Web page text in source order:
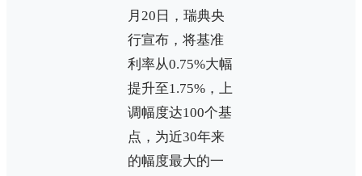
月20日，瑞典央
行宣布，将基准
利率从0.75%大幅
提升至1.75%，上
调幅度达100个基
点，为近30年来
的幅度最大的一